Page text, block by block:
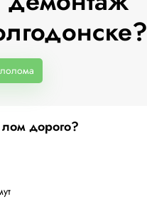
лом дорого?